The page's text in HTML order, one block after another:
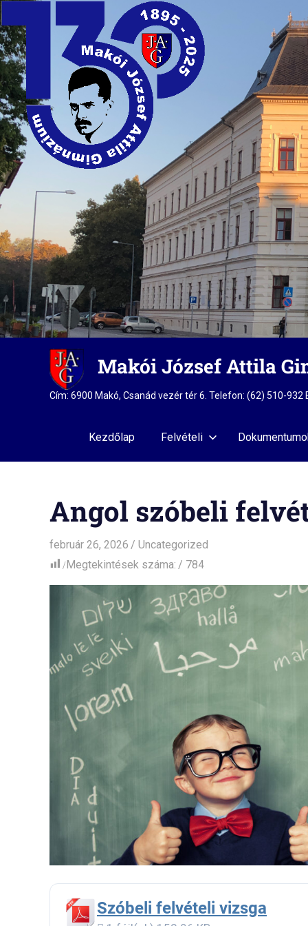
Makói József Attila
Cím: 6900 Makó, Csanád vezér tér 6. Telefon: (62) 510-
Kezdőlap Felvételi
Angol szóbeli
február 26, 2026 admin
Uncategorized
Megtekintések száma:
784
Szóbeli felvételi vizsga